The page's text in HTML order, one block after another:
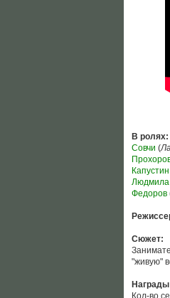
В ролях:
Совчи (
Капустин
Людмила
Федоров
Сюжет:
"живую"
Кол-во